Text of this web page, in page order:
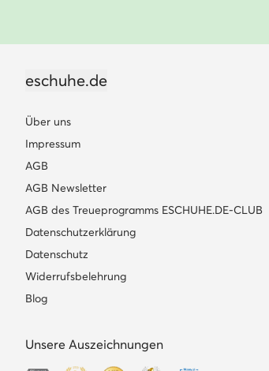
eschuhe.de
Über uns
Impressum
AGB
AGB Newsletter
AGB des Treueprogramms ESCHUHE.DE-CLUB
Datenschutzerklärung
Datenschutz
Widerrufsbelehrung
Blog
Unsere Auszeichnungen